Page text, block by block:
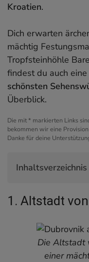
Kroatien.
Dich erwarten
mächtig
Tropfsteinhöhle
findest du auch eine
schönsten
Überblick.
Die mit * markierten Links
bekommen wir eine
Danke für deine
Inhaltsverzeichnis
2. Krka
4. Rovinj –
5. Nationalpark
6.
1. Altstadt
Die Altstadt
einer